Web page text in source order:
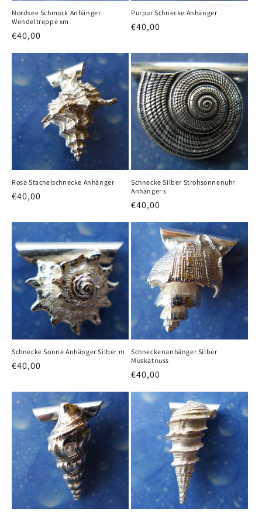
Nordsee Schmuck Anhänger
Wendeltreppe xm
Normaler
€40,00
Purpur Schnecke Anhänger
Normaler
€40,00
Rosa Stachelschnecke Anhänger
Normaler
€40,00
Schnecke Silber Strohsonnenuhr
Anhänger s
Normaler
€40,00
Schnecke Sonne Anhänger Silber m
Normaler
€40,00
Schneckenanhänger Silber
Muskatnuss
Normaler
€40,00